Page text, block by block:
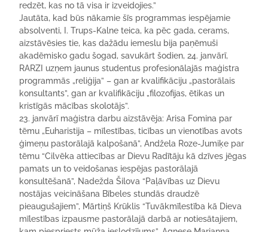
redzēt, kas no tā visa ir izveidojies.”
Jautāta, kad būs nākamie šīs programmas iespējamie
absolventi, I. Trups-Kalne teica, ka pēc gada, cerams,
aizstāvēsies tie, kas dažādu iemeslu bija paņēmuši
akadēmisko gadu šogad, savukārt šodien, 24. janvārī,
RARZI uzņem jaunus studentus profesionālajās maģistra
programmās „reliģija” – gan ar kvalifikāciju „pastorālais
konsultants”, gan ar kvalifikāciju „filozofijas, ētikas un
kristīgās mācības skolotājs”.
23. janvārī maģistra darbu aizstāvēja: Arisa Fomina par
tēmu „Euharistija – mīlestības, ticības un vienotības avots
ģimeņu pastorālajā kalpošanā”, Andžela Roze-Jumiķe par
tēmu “Cilvēka attiecības ar Dievu Radītāju kā dzīves jēgas
pamats un to veidošanas iespējas pastorālajā
konsultēšanā”, Nadežda Šilova “Paļāvības uz Dievu
nostājas veicināšana Bībeles stundās draudzē
pieaugušajiem”, Mārtiņš Krūklis “Tuvākmīlestība kā Dieva
mīlestības izpausme pastorālajā darbā ar notiesātajiem,